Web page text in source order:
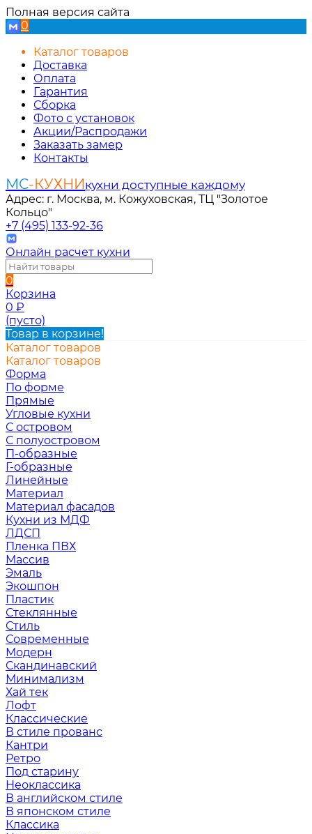
Полная версия сайта
0
Каталог товаров
Доставка
Оплата
Гарантия
Сборка
Фото с установок
Акции/Распродажи
Заказать замер
Контакты
МС-КУХНИкухни доступные каждому
Адрес: г. Москва, м. Кожуховская, ТЦ "Золотое
Кольцо"
+7 (495) 133-92-36
Онлайн расчет кухни
0
Корзина
0 ₽
(пусто)
Товар в корзине!
Каталог товаров
Каталог товаров
Форма
По форме
Прямые
Угловые кухни
С островом
С полуостровом
П-образные
Г-образные
Линейные
Материал
Материал фасадов
Кухни из МДФ
ЛДСП
Пленка ПВХ
Массив
Эмаль
Экошпон
Пластик
Стеклянные
Стиль
Современные
Модерн
Скандинавский
Минимализм
Хай тек
Лофт
Классические
В стиле прованс
Кантри
Ретро
Под старину
Неоклассика
В английском стиле
В японском стиле
Классика